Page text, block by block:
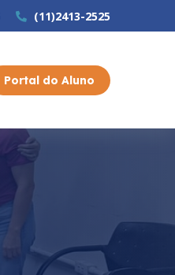
(11)2413-2525
Portal do Aluno